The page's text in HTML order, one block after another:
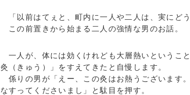
「以前はてぇと、町内に一人や二人は、実にど
この前置きから始まる二人の強情な男のお話。
一人が、体には効くけれども大層熱いというこ
灸（きゅう）」をすえてきたと自慢します。
係りの男が「えー、この灸はお熱うございます
なすってくださいまし」と駄目を押す。